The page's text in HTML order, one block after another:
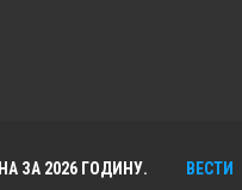
ЗА 2026 ГОДИНУ. ВЕСТИ